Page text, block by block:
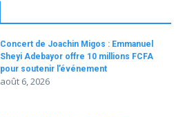
Concert de Joachin Migos : Emmanuel
Sheyi Adebayor offre 10 millions FCFA
pour soutenir l’événement
août 6, 2026